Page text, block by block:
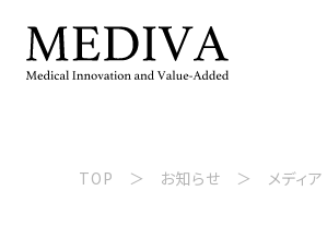
TOP お知らせ メディア